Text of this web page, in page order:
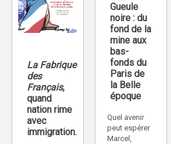
La Fabrique
des
Français,
quand
nation rime
avec
immigration.
Gueule
noire : du
fond de la
mine aux
bas-
fonds du
Paris de
la Belle
époque
Quel avenir
peut espérer
Marcel,